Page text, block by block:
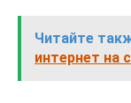
Читайте
интернет на